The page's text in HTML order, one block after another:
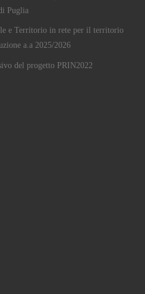
Puglia
e Territorio in rete per il territorio
a.a 2025/2026
del progetto PRIN2022